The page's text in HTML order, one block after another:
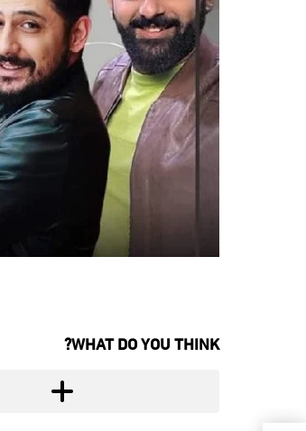
WHAT DO YOU THINK?